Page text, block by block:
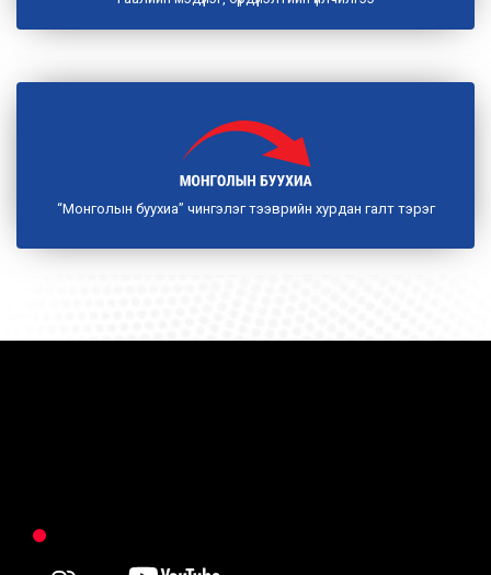
“Монголын буухиа” чингэлэг тээврийн хурдан галт тэрэг